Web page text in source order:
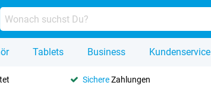
Tablets Business Kundenservice
SichereZahlungen